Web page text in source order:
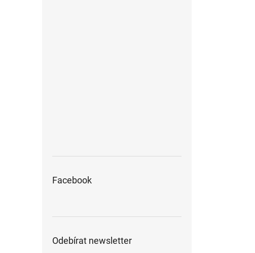
Facebook
Odebírat newsletter